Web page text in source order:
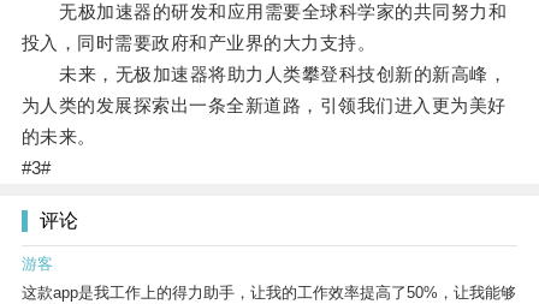
无极加速器的研发和应用需要全球科学家的共同努力和
投入，同时需要政府和产业界的大力支持。
未来，无极加速器将助力人类攀登科技创新的新高峰，
为人类的发展探索出一条全新道路，引领我们进入更为美好
的未来。
#3#
评论
游客
这款app是我工作上的得力助手，让我的工作效率提高了50%，让我能够